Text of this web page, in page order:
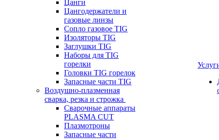
Цанги
Цангодержатели и
газовые линзы
Сопло газовое TIG
Изоляторы TIG
Заглушки TIG
Наборы для TIG
горелки
Головки TIG горелок
Запасные части TIG
Воздушно-плазменная
сварка, резка и строжка
Сварочные аппараты
PLASMA CUT
Плазмотроны
Запасные части